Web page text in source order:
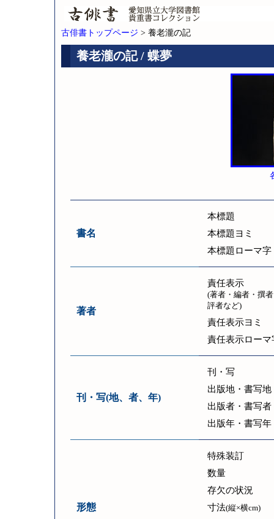
古俳書トップページ > 養老瀧の記
養老瀧の記 / 蝶夢
書名
本標題
本標題ヨミ
本標題ローマ字
著者
責任表示
(著者・編者・撰
評者など)
責任表示ヨミ
責任表示ローマ
刊・写(地、者、年)
刊・写
出版地・書写地
出版者・書写者
出版年・書写年
形態
特殊装訂
数量
存欠の状況
寸法(縦×横cm)